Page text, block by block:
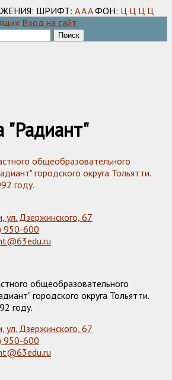
ШРИФТ: AAA ФОН: Ц Ц Ц Ц
Вход на сайт
общеобразовательного
городского округа Тольятти.
году.
ул. Дзержинского, 67
950-600
общеобразовательного
городского округа Тольятти.
году.
ул. Дзержинского, 67
950-600